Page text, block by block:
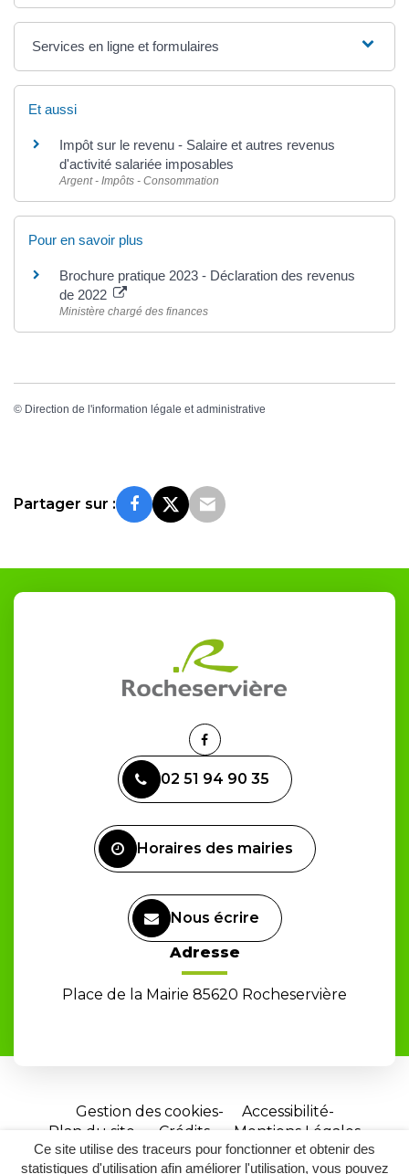
Ce site utilise des traceurs pour fonctionner et obtenir des
statistiques d'utilisation afin améliorer l'utilisation, vous pouvez
Services en ligne et formulaires
Et aussi
Impôt sur le revenu - Salaire et autres revenus
d'activité salariée imposables
Argent - Impôts - Consommation
Pour en savoir plus
Brochure pratique 2023 - Déclaration des revenus
de 2022
Ministère chargé des finances
© Direction de l'information légale et administrative
Partager sur :
Lien
le
compte
02 51 94 90 35
Horaires des mairies
Nous écrire
Adresse
Place de la Mairie 85620 Rocheservière
Gestion des cookies
Accessibilité
Plan du site
Crédits
Mentions Légales
Site